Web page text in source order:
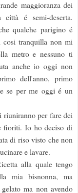
maggioranza dei
é semi-deserta.
qualche parigino é
cosi tranquilla non mi
metro e nessuno ti
anche io oggi non
dell'anno, primo
se per me oggi é un
per fare dei
fioriti. Io ho deciso di
di riso visto che non
e lavare.
alla quale tengo
mia bisnonna, ma
ma non avendo